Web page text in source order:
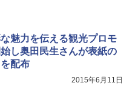
魅力を伝える観光プロモ
し奥田民生さんが表紙の
配布
2015年6月11日